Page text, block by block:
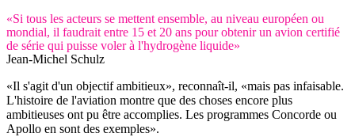
«Si tous les acteurs se mettent ensemble, au niveau européen ou
mondial, il faudrait entre 15 et 20 ans pour obtenir un avion certifié
de série qui puisse voler à l'hydrogène liquide»
Jean-Michel Schulz
«Il s'agit d'un objectif ambitieux», reconnaît-il, «mais pas infaisable.
L'histoire de l'aviation montre que des choses encore plus
ambitieuses ont pu être accomplies. Les programmes Concorde ou
Apollo en sont des exemples».